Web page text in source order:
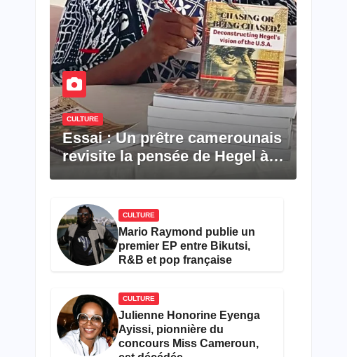
CULTURE
Essai : Un prêtre camerounais
revisite la pensée de Hegel à
CULTURE
Mario Raymond publie un
premier EP entre Bikutsi,
R&B et pop française
CULTURE
Julienne Honorine Eyenga
Ayissi, pionnière du
concours Miss Cameroun,